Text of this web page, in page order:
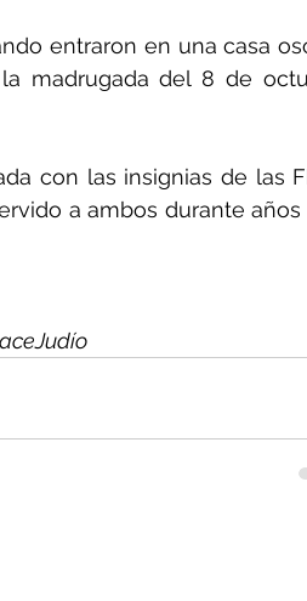
entraron en una casa
con las insignias de las
a ambos durante años